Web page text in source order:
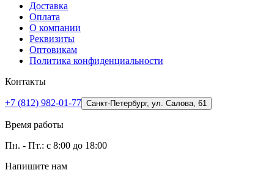
Доставка
Оплата
О компании
Реквизиты
Оптовикам
Политика конфиденциальности
Контакты
+7 (812) 982-01-77 Санкт-Петербург, ул. Салова, 61
Время работы
Пн. - Пт.: с 8:00 до 18:00
Напишите нам